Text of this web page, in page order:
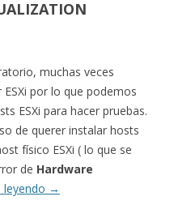
muchas veces
por lo que podemos
ESXi para hacer pruebas.
de querer instalar hosts
físico ESXi ( lo que se
de Hardware
leyendo →